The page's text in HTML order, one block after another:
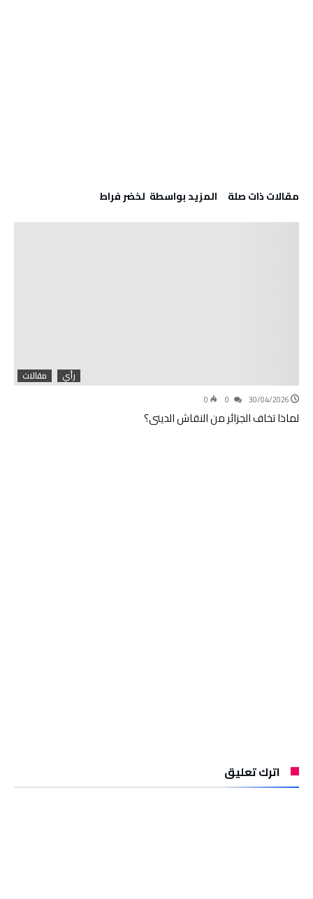
‫مقالات ذات صلة‬ ‫‫المزيد بواسطة‬ ‬ لخضر فراط
رأي مقالات
30/04/2026
0
لماذا تخاف الجزائر من النقاش الديني؟
اترك تعليق